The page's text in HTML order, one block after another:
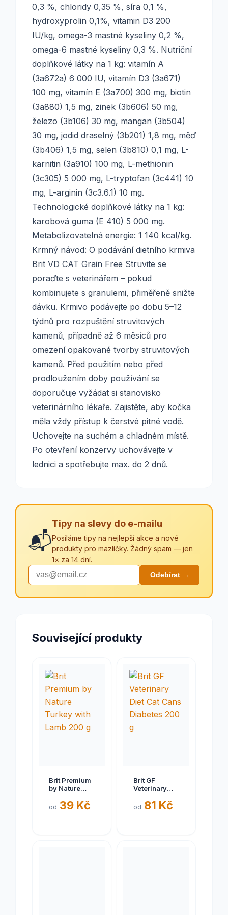
0,3 %, chloridy 0,35 %, síra 0,1 %,
hydroxyprolin 0,1%, vitamin D3 200
IU/kg, omega-3 mastné kyseliny 0,2 %,
omega-6 mastné kyseliny 0,3 %. Nutriční
doplňkové látky na 1 kg: vitamín A
(3a672a) 6 000 IU, vitamín D3 (3a671)
100 mg, vitamín E (3a700) 300 mg, biotin
(3a880) 1,5 mg, zinek (3b606) 50 mg,
železo (3b106) 30 mg, mangan (3b504)
30 mg, jodid draselný (3b201) 1,8 mg, měď
(3b406) 1,5 mg, selen (3b810) 0,1 mg, L-
karnitin (3a910) 100 mg, L-methionin
(3c305) 5 000 mg, L-tryptofan (3c441) 10
mg, L-arginin (3c3.6.1) 10 mg.
Technologické doplňkové látky na 1 kg:
karobová guma (E 410) 5 000 mg.
Metabolizovatelná energie: 1 140 kcal/kg.
Krmný návod: O podávání dietního krmiva
Brit VD CAT Grain Free Struvite se
poraďte s veterinářem – pokud
kombinujete s granulemi, přiměřeně snižte
dávku. Krmivo podávejte po dobu 5–12
týdnů pro rozpuštění struvitových
kamenů, případně až 6 měsíců pro
omezení opakované tvorby struvitových
kamenů. Před použitím nebo před
prodloužením doby používání se
doporučuje vyžádat si stanovisko
veterinárního lékaře. Zajistěte, aby kočka
měla vždy přístup k čerstvé pitné vodě.
Uchovejte na suchém a chladném místě.
Po otevření konzervy uchovávejte v
lednici a spotřebujte max. do 2 dnů.
📬
Tipy na slevy do e-mailu
Posíláme tipy na nejlepší akce a nové
produkty pro mazlíčky. Žádný spam — jen
1× za 14 dní.
Odebírat →
Související produkty
Brit Premium
by Nature
Lamb 200 g
od 39 Kč
Brit GF
Veterinary
Diabetes 200
od 81 Kč